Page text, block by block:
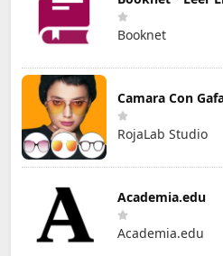
Booknet
Camara Con
RojaLab Studio
Academia.edu
Academia.edu